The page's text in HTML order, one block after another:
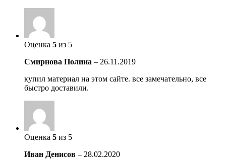
Оценка 5 из 5
Смирнова Полина – 26.11.2019
купил материал на этом сайте. все замечательно, все
быстро доставили.
Оценка 5 из 5
Иван Денисов – 28.02.2020